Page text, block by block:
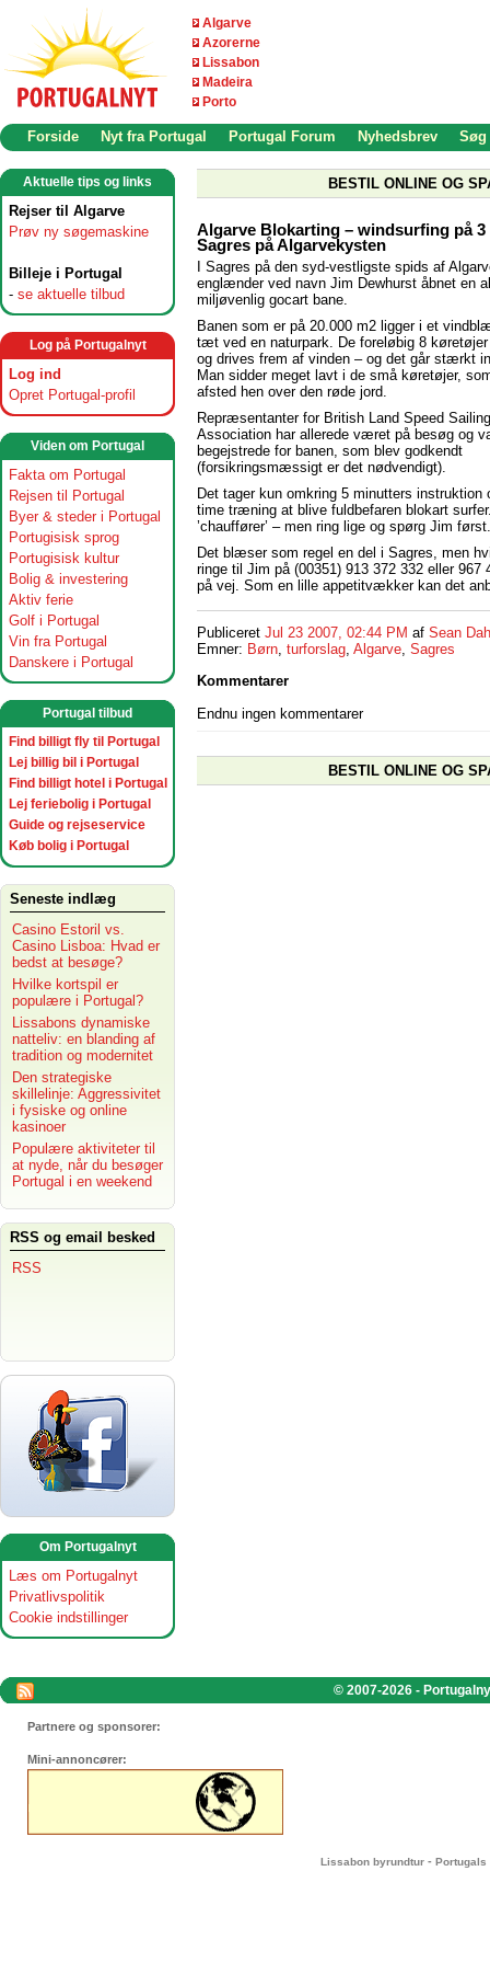
Algarve
Azorerne
Lissabon
Madeira
Porto
Forside Nyt fra Portugal Portugal Forum Nyhedsbrev Søg
Aktuelle tips og links
Rejser til Algarve
Prøv ny søgemaskine
Billeje i Portugal
- se aktuelle tilbud
Log på Portugalnyt
Log ind
Opret Portugal-profil
Viden om Portugal
Fakta om Portugal
Rejsen til Portugal
Byer & steder i Portugal
Portugisisk sprog
Portugisisk kultur
Bolig & investering
Aktiv ferie
Golf i Portugal
Vin fra Portugal
Danskere i Portugal
Portugal tilbud
Find billigt fly til Portugal
Lej billig bil i Portugal
Find billigt hotel i Portugal
Lej feriebolig i Portugal
Guide og rejseservice
Køb bolig i Portugal
Seneste indlæg
Casino Estoril vs.
Casino Lisboa: Hvad er
bedst at besøge?
Hvilke kortspil er
populære i Portugal?
Lissabons dynamiske
natteliv: en blanding af
tradition og modernitet
Den strategiske
skillelinje: Aggressivitet
i fysiske og online
kasinoer
Populære aktiviteter til
at nyde, når du besøger
Portugal i en weekend
RSS og email besked
RSS
Om Portugalnyt
Læs om Portugalnyt
Privatlivspolitik
Cookie indstillinger
BESTIL ONLINE OG
Algarve Blokarting – windsurfing på 3
Sagres på Algarvekysten
I Sagres på den syd-vestligste spids af
englænder ved navn Jim Dewhurst åbnet en
miljøvenlig gocart bane.
Banen som er på 20.000 m2 ligger i et
tæt ved en naturpark. De foreløbig 8 køretøjer
og drives frem af vinden – og det går stærkt
Man sidder meget lavt i de små køretøjer,
afsted hen over den røde jord.
Repræsentanter for British Land Speed Sailing
Association har allerede været på besøg og
begejstrede for banen, som blev godkendt
(forsikringsmæssigt er det nødvendigt).
Det tager kun omkring 5 minutters instruktion
time træning at blive fuldbefaren blokart
’chauffører’ – men ring lige og spørg Jim først.
Det blæser som regel en del i Sagres, men
ringe til Jim på (00351) 913 372 332 eller
på vej. Som en lille appetitvækker kan det
Publiceret Jul 23 2007, 02:44 PM af Sean
Emner: Børn, turforslag, Algarve, Sagres
Kommentarer
Endnu ingen kommentarer
BESTIL ONLINE OG
© 2007-2026 -
Partnere og sponsorer:
Mini-annoncører:
Lissabon byrundtur - Portugals